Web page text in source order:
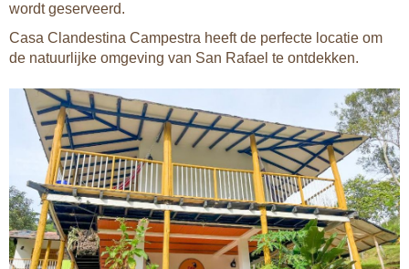
wordt geserveerd.
Casa Clandestina Campestra heeft de perfecte locatie om
de natuurlijke omgeving van San Rafael te ontdekken.